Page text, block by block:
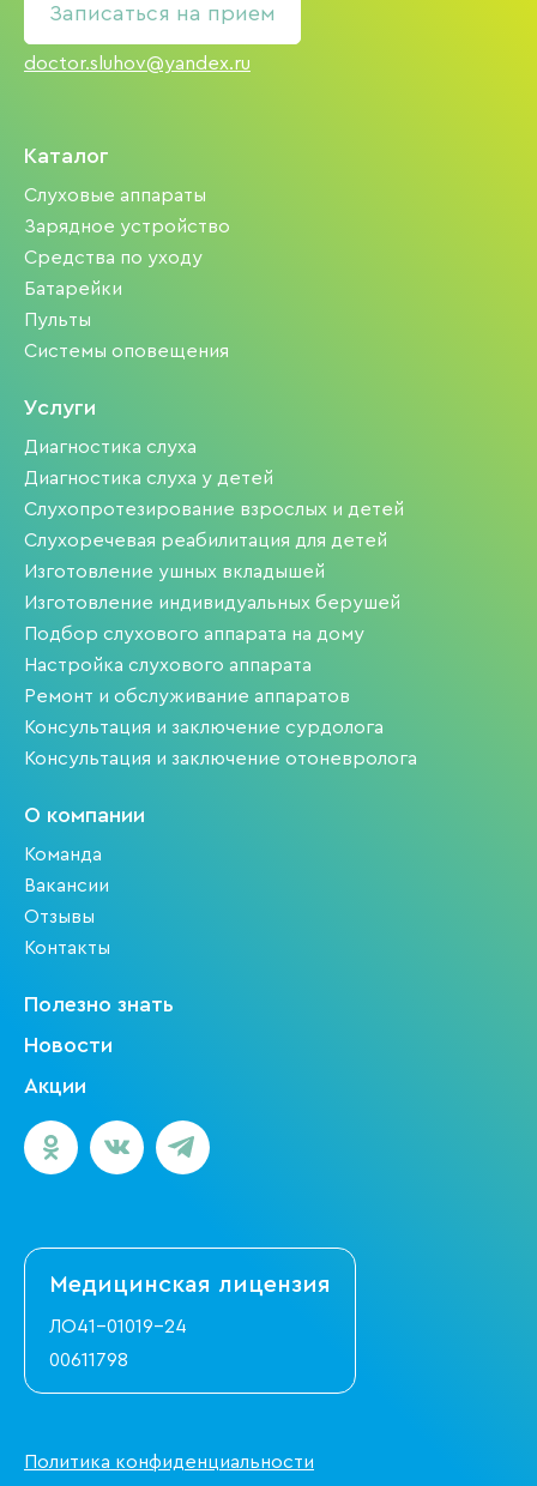
Записаться на прием
doctor.sluhov@yandex.ru
Каталог
Слуховые аппараты
Зарядное устройство
Средства по уходу
Батарейки
Пульты
Системы оповещения
Услуги
Диагностика слуха
Диагностика слуха у детей
Слухопротезирование взрослых и детей
Слухоречевая реабилитация для детей
Изготовление ушных вкладышей
Изготовление индивидуальных берушей
Подбор слухового аппарата на дому
Настройка слухового аппарата
Ремонт и обслуживание аппаратов
Консультация и заключение сурдолога
Консультация и заключение отоневролога
О компании
Команда
Вакансии
Отзывы
Контакты
Полезно знать
Новости
Акции
Политика конфиденциальности
Медицинская лицензия
ЛО41-01019-24
00611798